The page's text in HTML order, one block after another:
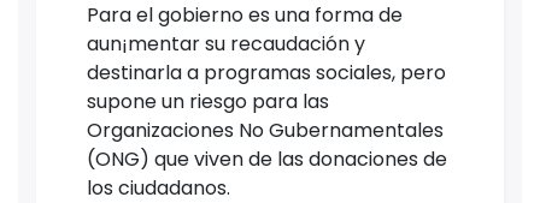
Para el gobierno es una forma de
aun¡mentar su recaudación y
destinarla a programas sociales, pero
supone un riesgo para las
Organizaciones No Gubernamentales
(ONG) que viven de las donaciones de
los ciudadanos.